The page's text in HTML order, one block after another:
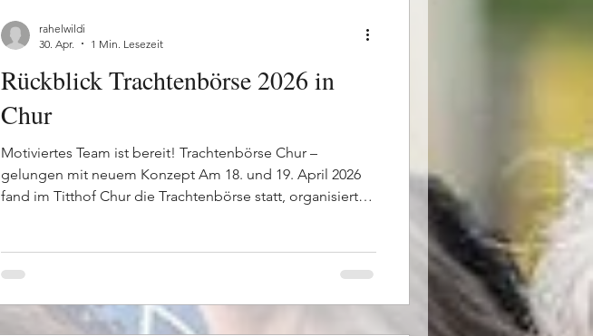
Rückblick Trachtenbörse 2026 in
Chur
Motiviertes Team ist bereit! Trachtenbörse Chur –
gelungen mit neuem Konzept Am 18. und 19. April 2026
fand im Titthof Chur die Trachtenbörse statt, organisiert
Interessierte nutzten die Gelegenheit, passende Trachten
und Zubehör zu finden. Erstmals wurde ein angepasstes
Einlasskonzept umgesetzt: Pro Verkäuferin wurde jeweils
rahelwildi
30. Apr.
1 Min. Lesezeit